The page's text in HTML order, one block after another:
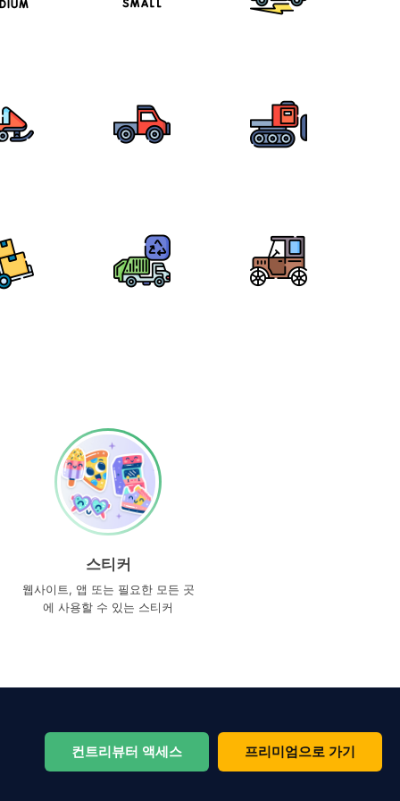
스티커
웹사이트, 앱 또는 필요한 모든 곳
에 사용할 수 있는 스티커
컨트리뷰터 액세스 프리미엄으로 가기